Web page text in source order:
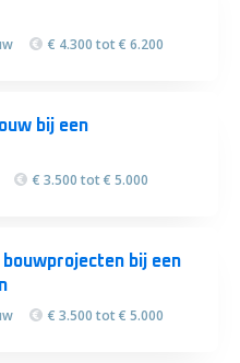
€ 4.300 tot € 6.200
bij een
€ 3.500 tot € 5.000
bij een
€ 3.500 tot € 5.000